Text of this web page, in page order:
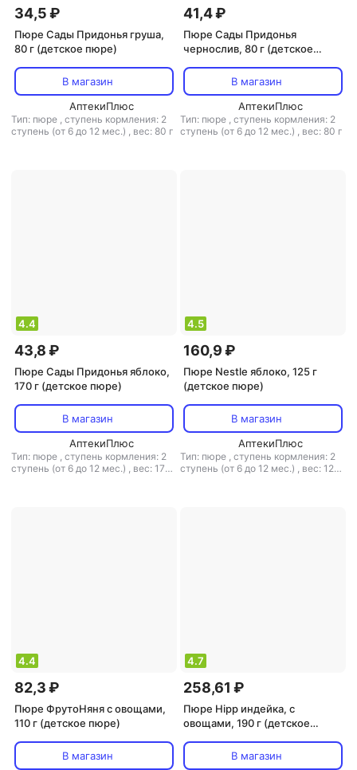
34,5 ₽
Пюре Сады Придонья груша,
80 г (детское пюре)
В магазин
АптекиПлюс
Тип: пюре , ступень кормления: 2
ступень (от 6 до 12 мес.) , вес: 80 г
41,4 ₽
Пюре Сады Придонья
чернослив, 80 г (детское
В магазин
АптекиПлюс
Тип: пюре , ступень кормления: 2
ступень (от 6 до 12 мес.) , вес: 80 г
4.4
43,8 ₽
Пюре Сады Придонья яблоко,
170 г (детское пюре)
В магазин
АптекиПлюс
Тип: пюре , ступень кормления: 2
ступень (от 6 до 12 мес.) , вес: 170
4.5
160,9 ₽
Пюре Nestle яблоко, 125 г
(детское пюре)
В магазин
АптекиПлюс
Тип: пюре , ступень кормления: 2
ступень (от 6 до 12 мес.) , вес: 125
4.4
82,3 ₽
Пюре ФрутоНяня с овощами,
110 г (детское пюре)
В магазин
4.7
258,61 ₽
Пюре Hipp индейка, с
овощами, 190 г (детское
В магазин